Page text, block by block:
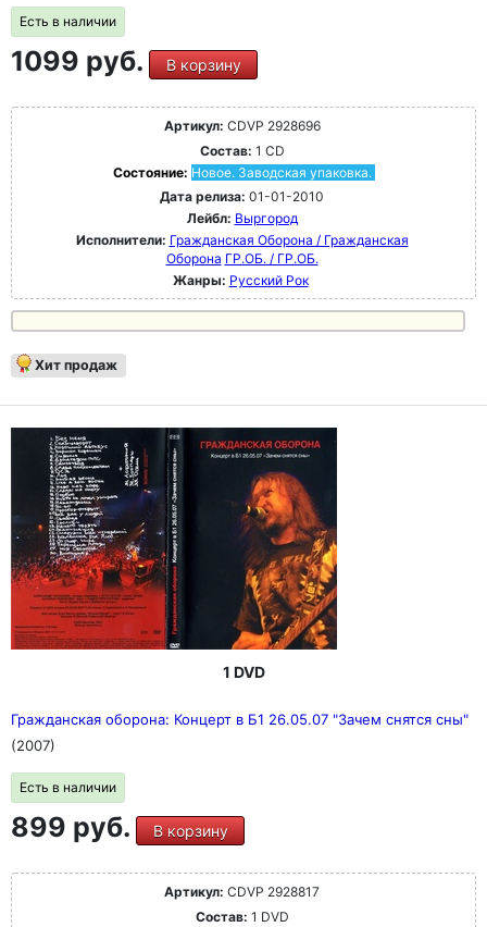
Есть в наличии
1099 руб. В корзину
Артикул: CDVP 2928696
Состав: 1 CD
Состояние: Новое. Заводская упаковка.
Дата релиза: 01-01-2010
Лейбл: Выргород
Исполнители: Гражданская Оборона / Гражданская
Оборона ГР.ОБ. / ГР.ОБ.
Жанры: Русский Рок
Хит продаж
1 DVD
Гражданская оборона: Концерт в Б1 26.05.07 "Зачем снятся сны"
(2007)
Есть в наличии
899 руб. В корзину
Артикул: CDVP 2928817
Состав: 1 DVD